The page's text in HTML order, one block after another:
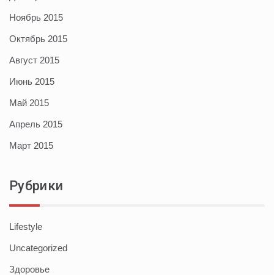
Ноябрь 2015
Октябрь 2015
Август 2015
Июнь 2015
Май 2015
Апрель 2015
Март 2015
Рубрики
Lifestyle
Uncategorized
Здоровье